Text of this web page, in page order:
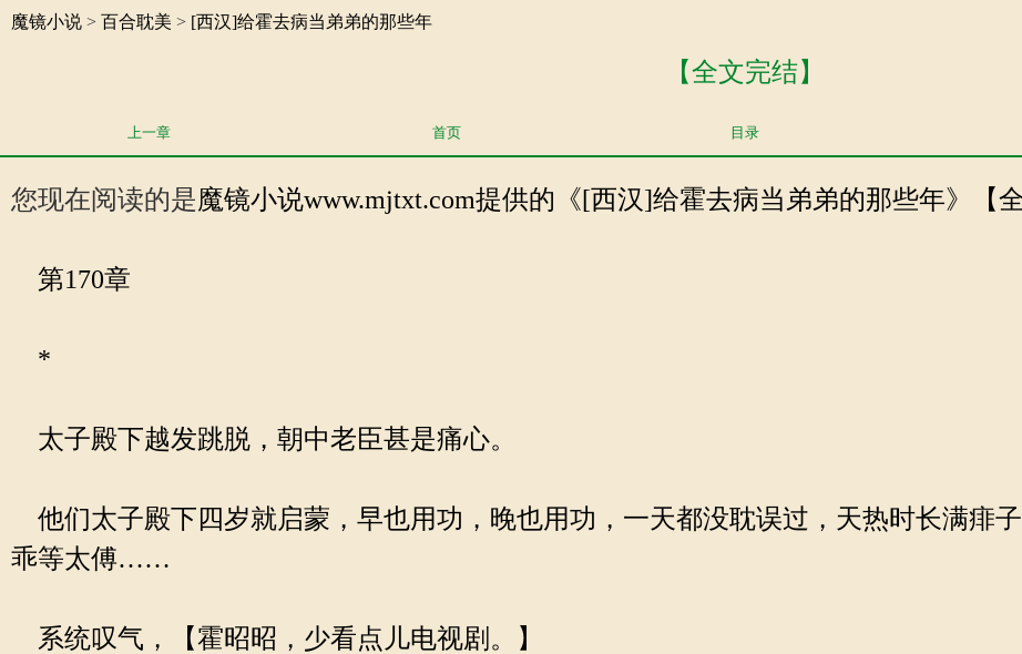
魔镜小说 > 百合耽美 > [西汉]给霍去病当弟弟的那些年
【全文完结】
上一章 首页 目录
您现在阅读的是魔镜小说www.mjtxt.com提供的《[西汉]给霍去病当弟弟的那些年》【
第170章
*
太子殿下越发跳脱，朝中老臣甚是痛心。
他们太子殿下四岁就启蒙，早也用功，晚也用功，一天都没耽误过，天热时长满痱
乖等太傅……
系统叹气，【霍昭昭，少看点儿电视剧。】